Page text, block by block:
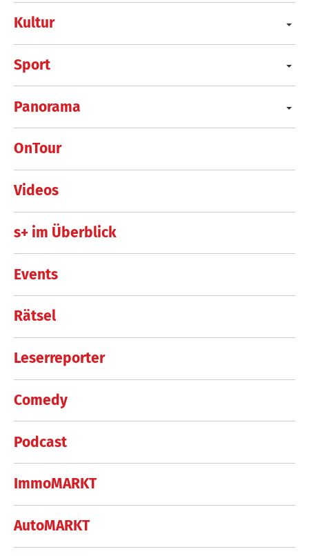
Kultur
Sport
Panorama
OnTour
Videos
s+ im Überblick
Events
Rätsel
Leserreporter
Comedy
Podcast
ImmoMARKT
AutoMARKT